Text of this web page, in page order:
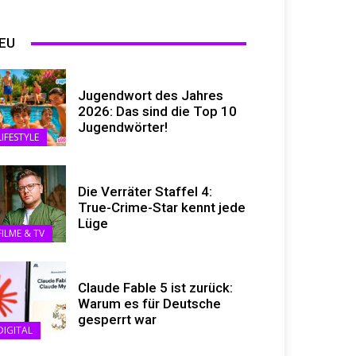
Jugendwort des Jahres
2026: Das sind die Top 10
Jugendwörter!
& TV
Die Verräter Staffel 4:
True-Crime-Star kennt jede
Lüge
Claude Fable 5 ist zurück:
Warum es für Deutsche
gesperrt war